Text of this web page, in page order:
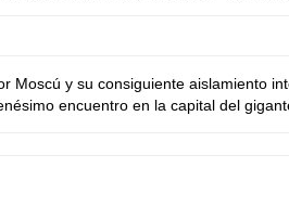
y su consiguiente aislamiento
encuentro en la capital del